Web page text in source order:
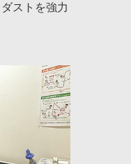
ストを強力